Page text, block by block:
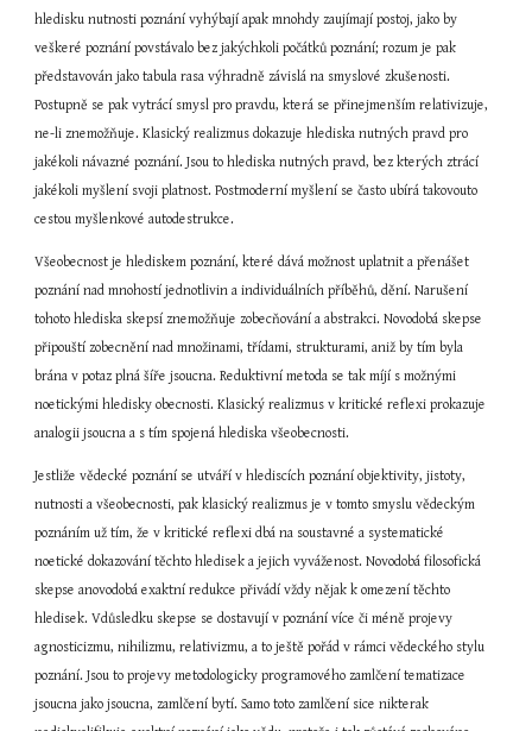
hledisku nutnosti poznání vyhýbají apak mnohdy zaujímají postoj, jako by
veškeré poznání povstávalo bez jakýchkoli počátků poznání; rozum je pak
představován jako tabula rasa výhradně závislá na smyslové zkušenosti.
Postupně se pak vytrácí smysl pro pravdu, která se přinejmenším relativizuje,
ne-li znemožňuje. Klasický realizmus dokazuje hlediska nutných pravd pro
jakékoli návazné poznání. Jsou to hlediska nutných pravd, bez kterých ztrácí
jakékoli myšlení svoji platnost. Postmoderní myšlení se často ubírá takovouto
cestou myšlenkové autodestrukce.
Všeobecnost je hlediskem poznání, které dává možnost uplatnit a přenášet
poznání nad mnohostí jednotlivin a individuálních příběhů, dění. Narušení
tohoto hlediska skepsí znemožňuje zobecňování a abstrakci. Novodobá skepse
připouští zobecnění nad množinami, třídami, strukturami, aniž by tím byla
brána v potaz plná šíře jsoucna. Reduktivní metoda se tak míjí s možnými
noetickými hledisky obecnosti. Klasický realizmus v kritické reflexi prokazuje
analogii jsoucna a s tím spojená hlediska všeobecnosti.
Jestliže vědecké poznání se utváří v hlediscích poznání objektivity, jistoty,
nutnosti a všeobecnosti, pak klasický realizmus je v tomto smyslu vědeckým
poznáním už tím, že v kritické reflexi dbá na soustavné a systematické
noetické dokazování těchto hledisek a jejich vyváženost. Novodobá filosofická
skepse anovodobá exaktní redukce přivádí vždy nějak k omezení těchto
hledisek. Vdůsledku skepse se dostavují v poznání více či méně projevy
agnosticizmu, nihilizmu, relativizmu, a to ještě pořád v rámci vědeckého stylu
poznání. Jsou to projevy metodologicky programového zamlčení tematizace
jsoucna jako jsoucna, zamlčení bytí. Samo toto zamlčení sice nikterak